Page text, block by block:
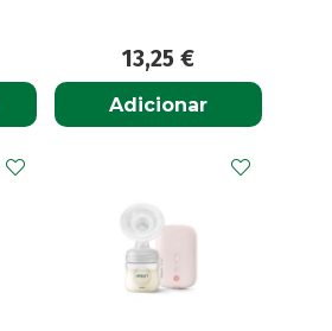
13,25 €
Adicionar